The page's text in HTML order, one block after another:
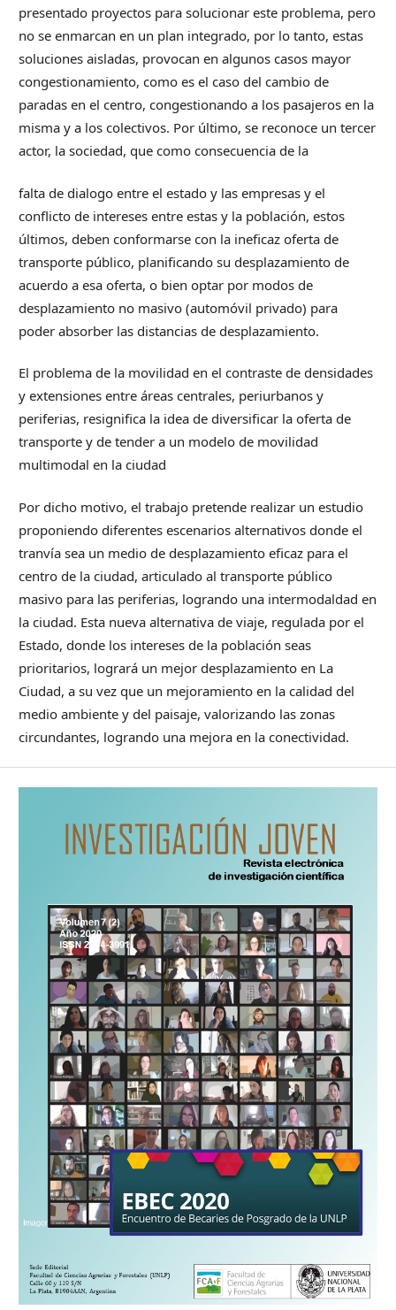
presentado proyectos para solucionar este problema, pero
no se enmarcan en un plan integrado, por lo tanto, estas
soluciones aisladas, provocan en algunos casos mayor
congestionamiento, como es el caso del cambio de
paradas en el centro, congestionando a los pasajeros en la
misma y a los colectivos. Por último, se reconoce un tercer
actor, la sociedad, que como consecuencia de la
falta de dialogo entre el estado y las empresas y el
conflicto de intereses entre estas y la población, estos
últimos, deben conformarse con la ineficaz oferta de
transporte público, planificando su desplazamiento de
acuerdo a esa oferta, o bien optar por modos de
desplazamiento no masivo (automóvil privado) para
poder absorber las distancias de desplazamiento.
El problema de la movilidad en el contraste de densidades
y extensiones entre áreas centrales, periurbanos y
periferias, resignifica la idea de diversificar la oferta de
transporte y de tender a un modelo de movilidad
multimodal en la ciudad
Por dicho motivo, el trabajo pretende realizar un estudio
proponiendo diferentes escenarios alternativos donde el
tranvía sea un medio de desplazamiento eficaz para el
centro de la ciudad, articulado al transporte público
masivo para las periferias, logrando una intermodaldad en
la ciudad. Esta nueva alternativa de viaje, regulada por el
Estado, donde los intereses de la población seas
prioritarios, logrará un mejor desplazamiento en La
Ciudad, a su vez que un mejoramiento en la calidad del
medio ambiente y del paisaje, valorizando las zonas
circundantes, logrando una mejora en la conectividad.